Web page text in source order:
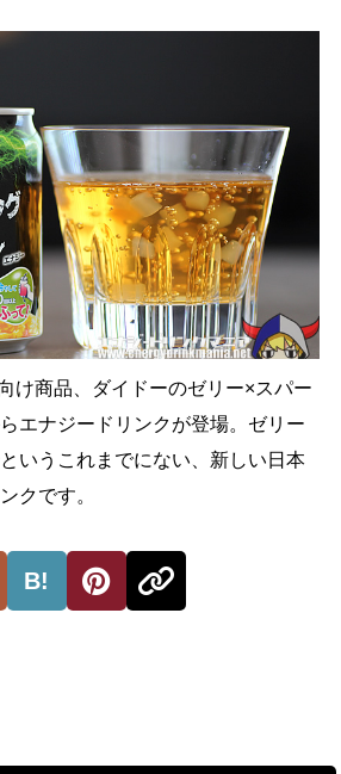
け商品、ダイドーのゼリー×スパー
エナジードリンクが登場。ゼリー
いうこれまでにない、新しい日本
クです。
B!